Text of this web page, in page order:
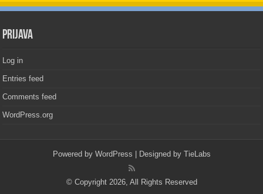
PRIJAVA
Log in
Entries feed
Comments feed
WordPress.org
Powered by WordPress | Designed by TieLabs
© Copyright 2026, All Rights Reserved